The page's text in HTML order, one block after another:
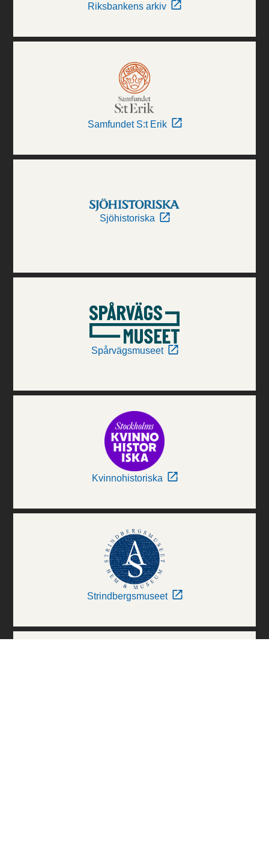
Riksbankens arkiv
Samfundet S:t Erik
Sjöhistoriska
Spårvägsmuseet
Kvinnohistoriska
Strindbergsmuseet